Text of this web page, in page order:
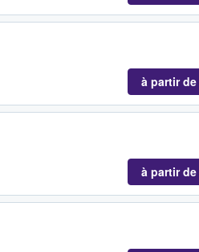
à partir de
à partir de